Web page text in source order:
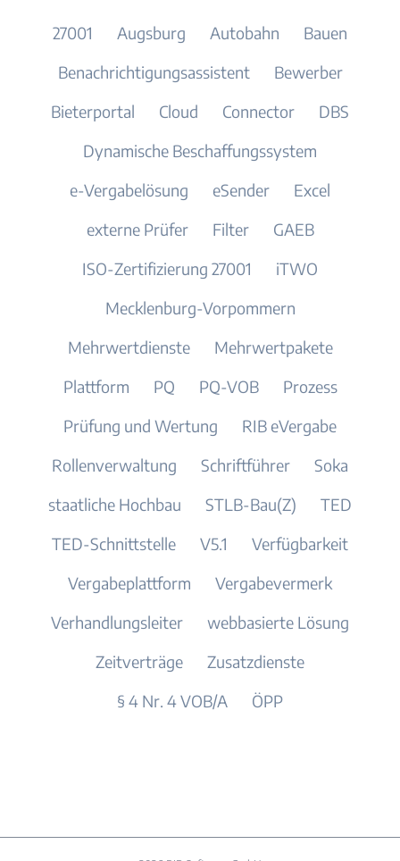
27001 Augsburg Autobahn
Bauen
Benachrichtigungsassistent
Bewerber
Bieterportal
Cloud Connector
DBS
Dynamische Beschaffungssystem
e-Vergabelösung
eSender
Excel
externe Prüfer
Filter
GAEB
ISO-Zertifizierung 27001
iTWO
Mecklenburg-Vorpommern
Mehrwertdienste
Mehrwertpakete
Plattform
PQ PQ-VOB
Prozess
Prüfung und Wertung
RIB eVergabe
Rollenverwaltung
Schriftführer
Soka
staatliche Hochbau
STLB-Bau(Z)
TED
TED-Schnittstelle
V5.1
Verfügbarkeit
Vergabeplattform
Vergabevermerk
Verhandlungsleiter
webbasierte Lösung
Zeitverträge
Zusatzdienste
§ 4 Nr. 4 VOB/A
ÖPP